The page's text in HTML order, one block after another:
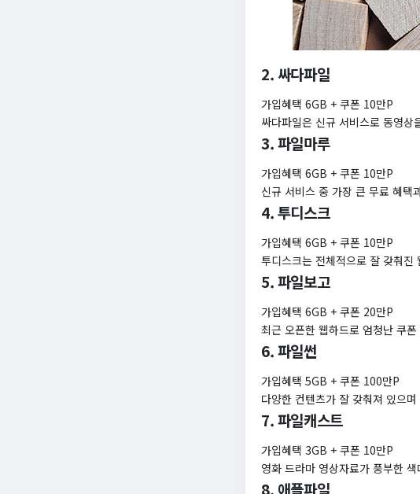
2. 싸다파일
가입혜택 6GB + 쿠폰 10만P
싸다파일은 신규 서비스로 동영
3. 파일마루
가입혜택 6GB + 쿠폰 10만P
신규 서비스 중 가장 큰 무료 혜택
4. 투디스크
가입혜택 6GB + 쿠폰 10만P
투디스크는 전체적으로 잘 갖춰진
5. 파일보고
가입혜택 6GB + 쿠폰 20만P
최근 오픈한 웹하드로 엄청난 쿠
6. 파일썬
가입혜택 5GB + 쿠폰 100만P
다양한 컨텐츠가 잘 갖춰져 있으
7. 파일캐스트
가입혜택 3GB + 쿠폰 10만P
영화 드라마 영상자료가 풍부한
8. 애플파일